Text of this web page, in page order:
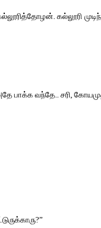
கல்லூரி
பாக்க வந்தே.. சரி,